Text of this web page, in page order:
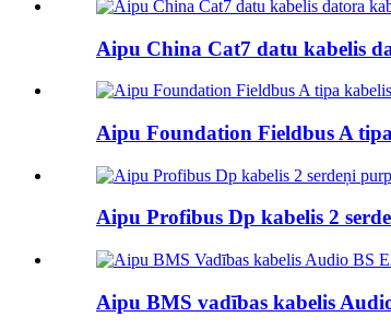
Aipu China Cat7 datu kabelis
Aipu Foundation Fieldbus A
Aipu Profibus Dp kabelis 2
Aipu BMS vadības kabelis